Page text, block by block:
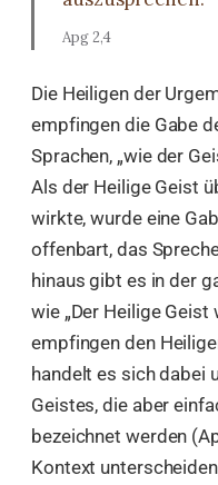
Apg 2,4
Die Heiligen der
empfingen die Gabe
Sprachen, „wie der
Als der Heilige Geist
wirkte, wurde eine
offenbart, das
hinaus gibt es in der
wie „Der Heilige Geist
empfingen den
handelt es sich dabei
Geistes, die aber
bezeichnet werden
Kontext